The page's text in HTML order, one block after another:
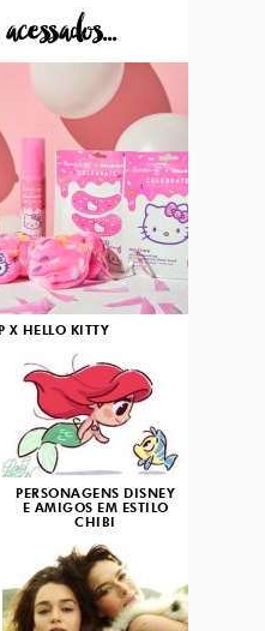
X HELLO KITTY
PERSONAGENS DISNEY
E AMIGOS EM ESTILO
CHIBI
3